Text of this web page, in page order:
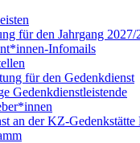
für den Jahrgang 2027/
Infomails
für den Gedenkdienst
Gedenkdienstleistende
an der KZ-Gedenkstätte